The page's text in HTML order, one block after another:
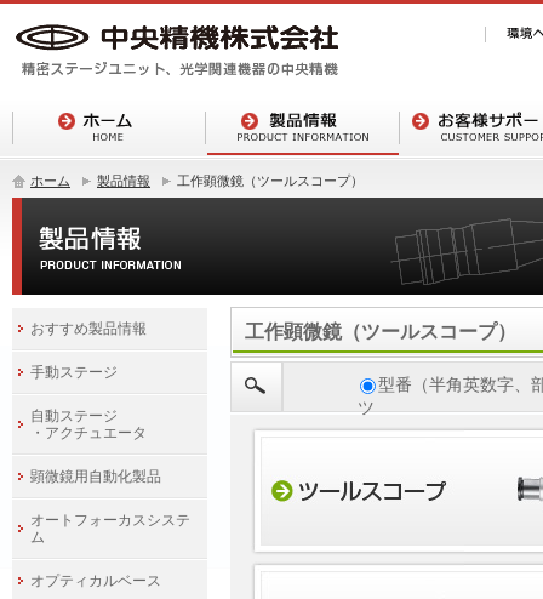
ホーム 製品情報 工作顕微鏡（ツールスコープ）
工作顕微鏡（ツールスコープ）
型番（半角英数字、
ツ
おすすめ製品情報
手動ステージ
自動ステージ
・アクチュエータ
顕微鏡用自動化製品
オートフォーカスシステ
ム
オプティカルベース